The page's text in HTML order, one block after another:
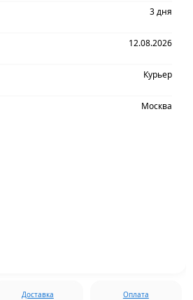
3 дня
12.08.2026
Курьер
Москва
Доставка Оплата